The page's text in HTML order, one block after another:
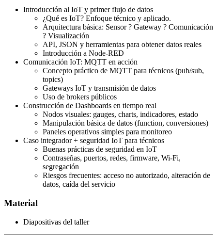
Introducción al IoT y primer flujo de datos
¿Qué es IoT? Enfoque técnico y aplicado.
Arquitectura básica: Sensor ? Gateway ? Comunicación
? Visualización
API, JSON y herramientas para obtener datos reales
Introducción a Node-RED
Comunicación IoT: MQTT en acción
Concepto práctico de MQTT para técnicos (pub/sub,
topics)
Gateways IoT y transmisión de datos
Uso de brokers públicos
Construcción de Dashboards en tiempo real
Nodos visuales: gauges, charts, indicadores, estado
Manipulación básica de datos (function, conversiones)
Paneles operativos simples para monitoreo
Caso integrador + seguridad IoT para técnicos
Buenas prácticas de seguridad en IoT
Contraseñas, puertos, redes, firmware, Wi-Fi,
segregación
Riesgos frecuentes: acceso no autorizado, alteración de
datos, caída del servicio
Material
Diapositivas del taller